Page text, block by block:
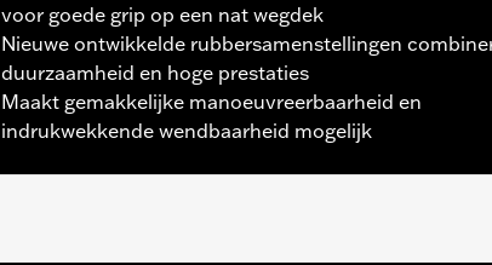
voor goede grip op een nat wegdek
Nieuwe ontwikkelde rubbersamenstellingen
duurzaamheid en hoge prestaties
Maakt gemakkelijke manoeuvreerbaarheid en
indrukwekkende wendbaarheid mogelijk